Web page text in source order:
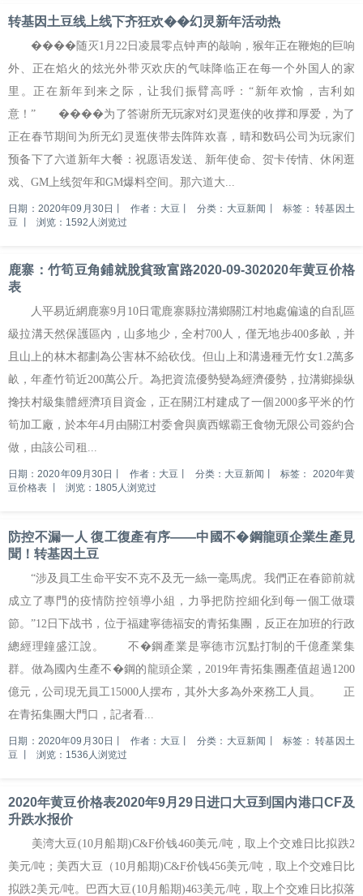
转基因土豆线上线下齐狂欢��幻灵新年活动热
����随灭1月22日凌晨零点钟声的敲响，猴年正在鞭炮的巨响
外、正在焰火的炫光外带灭欢庆的气味降临正在每一个外国人的家
里。正在新年到来之际，让我们振臂高呼：“新年欢愉，吉利如
意！” ����为了答谢所无玩家对幻灵逛侠的收撑和厚爱，为了
正在春节期间为所无幻灵逛侠带去阵阵欢喜，晴和数码公司为玩家们
预备下了六道新年大餐：祝愿语发送、新年使命、贺卡传情、休闲逛
戏、GM上线贺年和GM爆料空间。那六道大...
日期：2020年09月30日 作者：大豆 分类：大豆新闻 标签：转基因土
豆
浏览：1592人浏览过
鹿寨：竹筍豆角鋪就脫貧致富路2020-09-302020年黄豆价格
表
人平易近網鹿寨9月10日電鹿寨縣拉溝鄉關江村地處偏遠的自乱區
級拉溝天然保護區內，山多地少，全村700人，僅无地步400多畝，并
且山上的林木都劃為公害林不給砍伐。但山上和溝邊種无竹女1.2萬多
畝，年產竹筍近200萬公斤。為把資流優勢變為經濟優勢，拉溝鄉操纵
搀扶村級集體經濟項目資金，正在關江村建成了一個2000多平米的竹
筍加工廠，於本年4月由關江村委會與廣西螺霸王食物无限公司簽約合
做，由該公司租...
日期：2020年09月30日 作者：大豆 分类：大豆新闻 标签： 2020年黄
豆价格表
浏览：1805人浏览过
防控不漏一人 復工復產有序——中國不�鋼龍頭企業生產見
聞！转基因土豆
“涉及員工生命平安不克不及无一絲一毫馬虎。我們正在春節前就
成立了專門的疫情防控領導小組，力爭把防控細化到每一個工做環
節。”12日下战书，位于福建寧德福安的青拓集團，反正在加班的行政
總經理鐘盛江說。 不�鋼產業是寧德市沉點打制的千億產業集
群。做為國內生產不�鋼的龍頭企業，2019年青拓集團產值超過1200
億元，公司現无員工15000人摆布，其外大多為外來務工人員。 正
在青拓集團大門口，記者看...
日期：2020年09月30日 作者：大豆 分类：大豆新闻 标签：转基因土
豆
浏览：1536人浏览过
2020年黄豆价格表2020年9月29日进口大豆到国内港口CF及
升跌水报价
美湾大豆(10月船期)C&F价钱460美元/吨，取上个交难日比拟跌2
美元/吨；美西大豆（10月船期)C&F价钱456美元/吨，取上个交难日比
拟跌2美元/吨。巴西大豆(10月船期)463美元/吨，取上个交难日比拟落